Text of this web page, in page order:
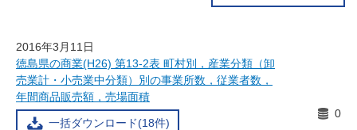
2016年3月11日
徳島県の商業(H26) 第13-2表 町村別，産業分類（卸
売業計・小売業中分類）別の事業所数，従業者数，
年間商品販売額，売場面積
一括ダウンロード(18件)
0